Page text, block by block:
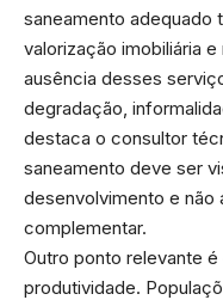
saneamento adequado
valorização imobiliária
ausência desses
degradação,
destaca o consultor
saneamento deve ser
desenvolvimento e não
complementar.
Outro ponto relevante
produtividade.